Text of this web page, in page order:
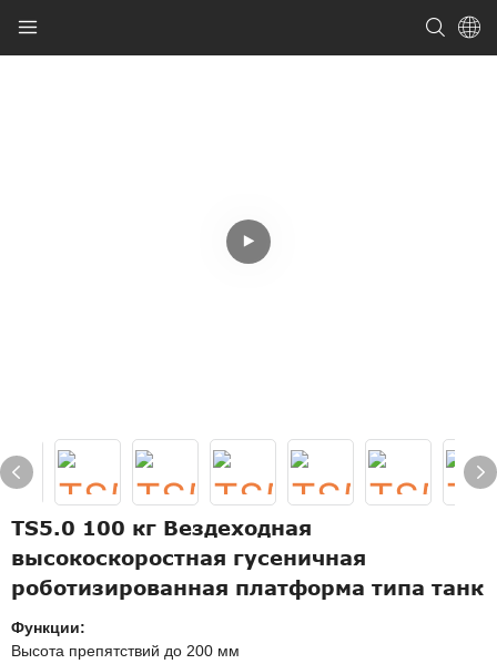
TS5.0 100 кг Вездеходная
высокоскоростная гусеничная
роботизированная платформа типа танк
Функции:
Высота препятствий до 200 мм